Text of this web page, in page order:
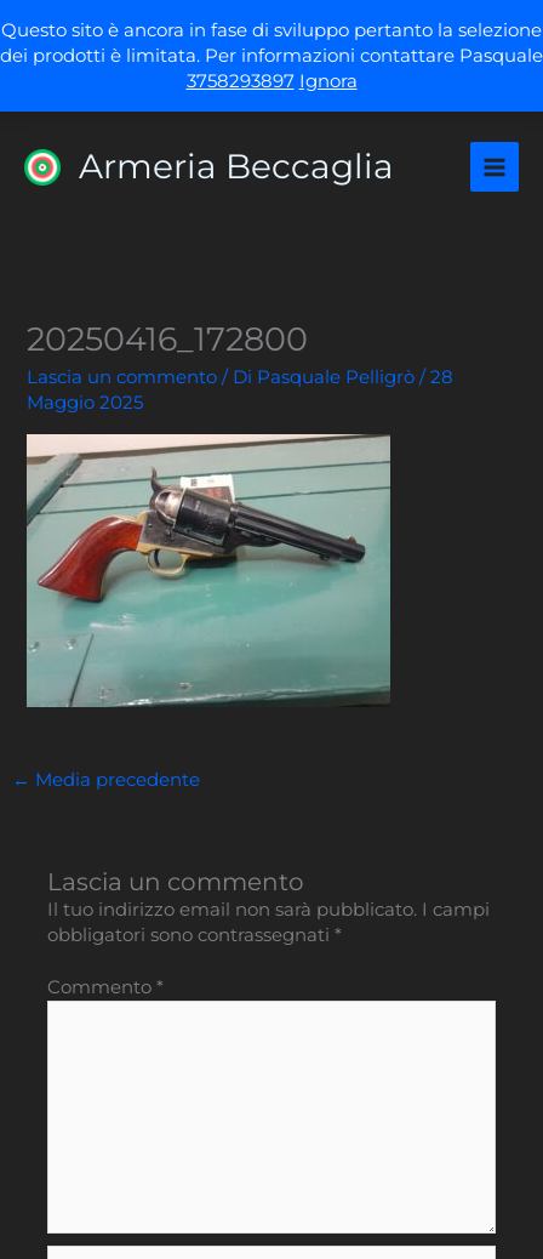
Questo sito è ancora in fase di sviluppo pertanto la selezione
dei prodotti è limitata. Per informazioni contattare Pasquale
3758293897 Ignora
al
contenuto
Armeria Beccaglia
20250416_172800
Lascia un commento / Di Pasquale Pelligrò/28
Maggio 2025
← Media precedente
Lascia un commento
Il tuo indirizzo email non sarà pubblicato. I campi
obbligatori sono contrassegnati*
Commento*